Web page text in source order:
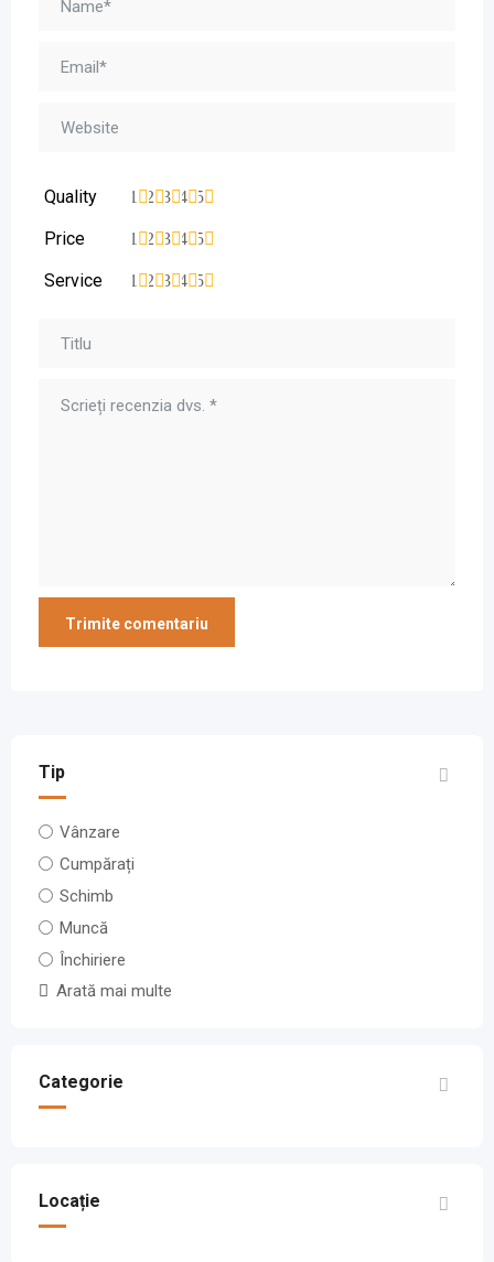
Quality 5
4
3
2
1
Price 5
4
3
2
1
Service 5
4
3
2
1
Tip
Vânzare
Cumpărați
Schimb
Muncă
Închiriere
Arată mai multe
Categorie
Locație